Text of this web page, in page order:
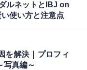
ルネットとIBJ on
使い方と注意点
を解決｜プロフィ
写真編～